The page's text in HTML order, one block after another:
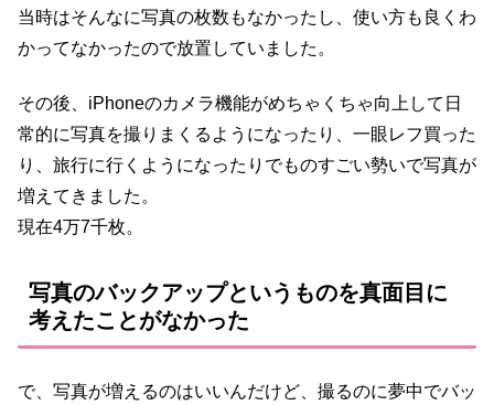
当時はそんなに写真の枚数もなかったし、使い方も良くわ
かってなかったので放置していました。
その後、iPhoneのカメラ機能がめちゃくちゃ向上して日
常的に写真を撮りまくるようになったり、一眼レフ買った
り、旅行に行くようになったりでものすごい勢いで写真が
増えてきました。
現在4万7千枚。
写真のバックアップというものを真面目に
考えたことがなかった
で、写真が増えるのはいいんだけど、撮るのに夢中でバッ